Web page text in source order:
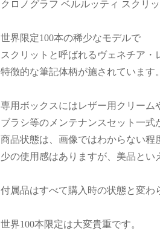
クロノグラフ ベルルッティ スクリ
世界限定100本の稀少なモデルで
スクリットと呼ばれるヴェネチア・
特徴的な筆記体柄が施されています
専用ボックスにはレザー用クリーム
ブラシ等のメンテナンスセット一式
商品状態は、画像ではわからない程
少の使用感はありますが、美品とい
付属品はすべて購入時の状態と変わ
世界100本限定は大変貴重です。